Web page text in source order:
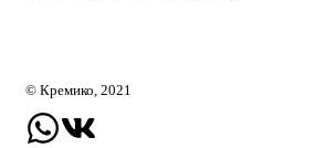
© Кремико, 2021